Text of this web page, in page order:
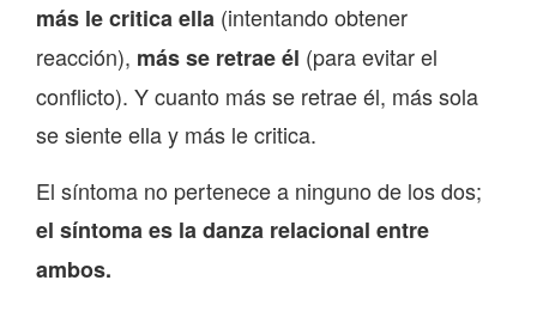
más le critica ella (intentando obtener
reacción), más se retrae él (para evitar el
conflicto). Y cuanto más se retrae él, más sola
se siente ella y más le critica.
El síntoma no pertenece a ninguno de los dos;
el síntoma es la danza relacional entre
ambos.